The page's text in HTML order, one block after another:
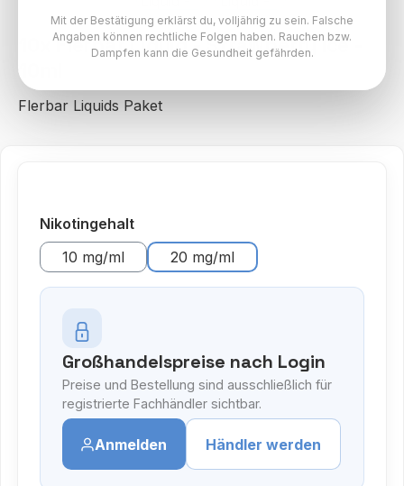
10x Flerbar Liquid - Strawberry Ice -
10ml
Flerbar Liquids Paket
Nikotingehaltauswählen
10 mg/ml
20 mg/ml
Großhandelspreise nach Login
Preise und Bestellung sind ausschließlich für
registrierte Fachhändler sichtbar.
Anmelden Händler werden
Mit der Bestätigung erklärst du, volljährig zu sein. Falsche
Angaben können rechtliche Folgen haben. Rauchen bzw.
Dampfen kann die Gesundheit gefährden.